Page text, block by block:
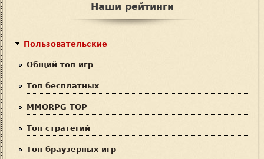
Наши рейтинги
Пользовательские
Общий топ игр
Топ бесплатных
MMORPG TOP
Топ стратегий
Топ браузерных игр